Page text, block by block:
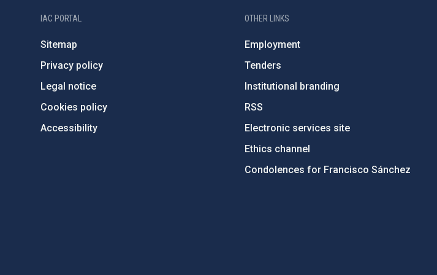
IAC PORTAL
Sitemap
Privacy policy
Legal notice
Cookies policy
Accessibility
OTHER LINKS
Employment
Tenders
Institutional branding
RSS
Electronic services site
Ethics channel
Condolences for Francisco Sánchez